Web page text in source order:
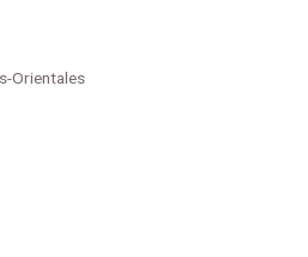
Orientales